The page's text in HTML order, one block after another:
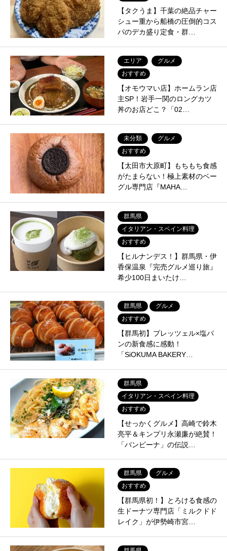
【タクうま】千葉の絶品チャー
シュー重から船橋の圧倒的コス
パのデカ盛り定食・群…
エリア
グルメ
おすすめ
【オモウマい店】ホームラン店
主SP！岩手一関のロングカツ
丼のお店どこ？「02…
未分類
グルメ
おすすめ
【太田市大原町】もちもち食感
がたまらない！極上素材のベー
グル専門店『MAHA…
群馬県
イタリアン・スペイン料理
おすすめ
【ヒルナンデス！】群馬県・伊
香保温泉『完売グルメ巡り旅』
希少100日まいたけ…
群馬県
グルメ
おすすめ
【群馬初】プレッツェル×塩パ
ンの新食感に感動！
「SiOKUMA BAKERY…
群馬県
イタリアン・スペイン料理
おすすめ
【せっかくグルメ】高崎で鈴木
亮平＆キンプリ永瀬廉が絶賛！
「バンビーナ」の伝説…
群馬県
グルメ
おすすめ
【群馬県初！】とろける食感の
生ドーナツ専門店「ミルクドド
レイク」が伊勢崎市宮…